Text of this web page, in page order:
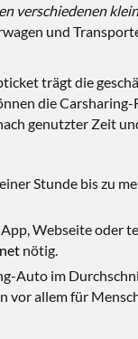
verschiedenen
und
trägt die
die
genutzter Zeit
Stunde bis zu
Webseite oder
nötig.
Auto im
allem für